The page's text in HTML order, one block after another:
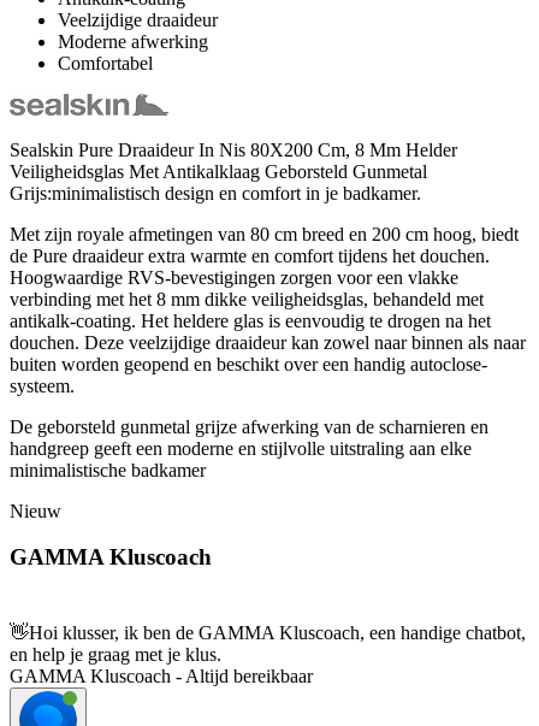
Veelzijdige draaideur
Moderne afwerking
Comfortabel
Sealskin Pure Draaideur In Nis 80X200 Cm, 8 Mm Helder
Veiligheidsglas Met Antikalklaag Geborsteld Gunmetal
Grijs:minimalistisch design en comfort in je badkamer.
Met zijn royale afmetingen van 80 cm breed en 200 cm hoog, biedt
de Pure draaideur extra warmte en comfort tijdens het douchen.
Hoogwaardige RVS-bevestigingen zorgen voor een vlakke
verbinding met het 8 mm dikke veiligheidsglas, behandeld met
antikalk-coating. Het heldere glas is eenvoudig te drogen na het
douchen. Deze veelzijdige draaideur kan zowel naar binnen als naar
buiten worden geopend en beschikt over een handig autoclose-
systeem.
De geborsteld gunmetal grijze afwerking van de scharnieren en
handgreep geeft een moderne en stijlvolle uitstraling aan elke
minimalistische badkamer
Nieuw
GAMMA Kluscoach
👋Hoi klusser, ik ben de GAMMA Kluscoach, een handige chatbot,
en help je graag met je klus.
GAMMA Kluscoach - Altijd bereikbaar